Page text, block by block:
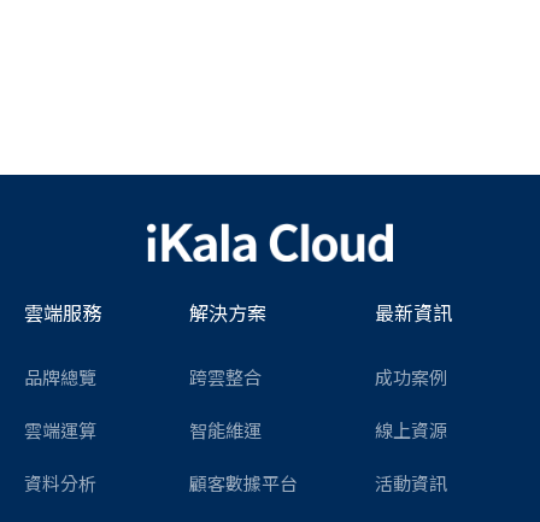
雲端服務
品牌總覽
雲端運算
資料分析
解決方案
跨雲整合
智能維運
顧客數據平台
最新資訊
成功案例
線上資源
活動資訊